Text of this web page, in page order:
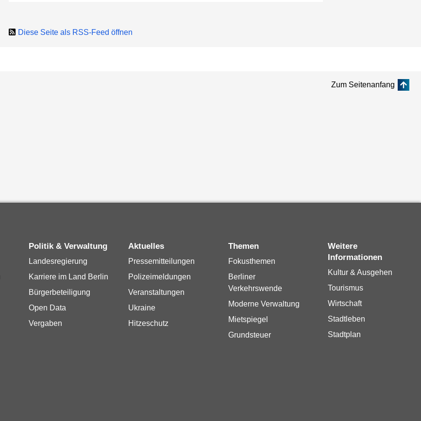
Diese Seite als RSS-Feed öffnen
Zum Seitenanfang
Politik & Verwaltung
Landesregierung
Karriere im Land Berlin
Bürgerbeteiligung
Open Data
Vergaben
Aktuelles
Pressemitteilungen
Polizeimeldungen
Veranstaltungen
Ukraine
Hitzeschutz
Themen
Fokusthemen
Berliner
Verkehrswende
Moderne Verwaltung
Mietspiegel
Grundsteuer
Weitere
Informationen
Kultur & Ausgehen
Tourismus
Wirtschaft
Stadtleben
Stadtplan